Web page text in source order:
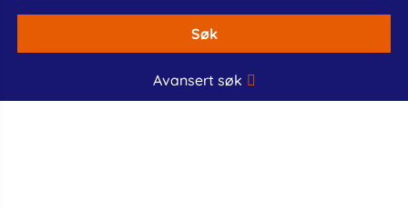
Søk
Avansert søk